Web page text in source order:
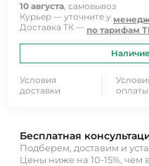
10 августа, самовывоз
Курьер — уточните у
Доставка ТК — по тарифам
Условия
доставки
оплаты
Бесплатная
Подберем, доставим и
Цены ниже на 10-15%, чем